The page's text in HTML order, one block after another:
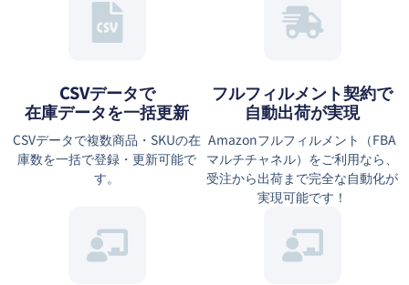
CSVデータで
在庫データを一括更新
CSVデータで複数商品・SKUの在
庫数を一括で登録・更新可能で
す。
フルフィルメント契約で
自動出荷が実現
Amazonフルフィルメント（FBA
マルチチャネル）をご利用なら、
受注から出荷まで完全な自動化が
実現可能です！